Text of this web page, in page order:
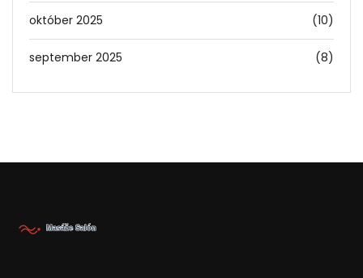
október 2025 (10)
september 2025 (8)